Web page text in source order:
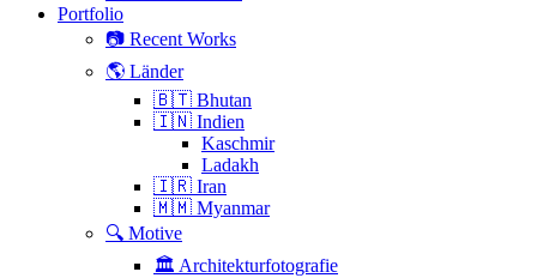
Portfolio
📷 Recent Works
🌎 Länder
🇧🇹 Bhutan
🇮🇳 Indien
Kaschmir
Ladakh
🇮🇷 Iran
🇲🇲 Myanmar
🔍 Motive
🏛 Architekturfotografie